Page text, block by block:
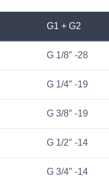
G1 + G2
G 1/8″ -28
G 1/4″ -19
G 3/8″ -19
G 1/2″ -14
G 3/4″ -14